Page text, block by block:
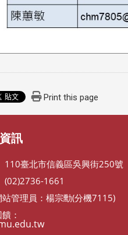
Print this page
訊
110臺北市信義區吳興街250號
(02)2736-1661
管理員：楊宗勳(分機7115)
：